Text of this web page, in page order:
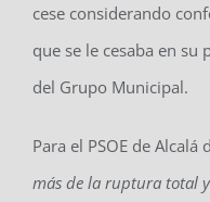
cese considerando
que se le cesaba en
del Grupo Municipal.
Para el PSOE de Alcalá
más de la ruptura total